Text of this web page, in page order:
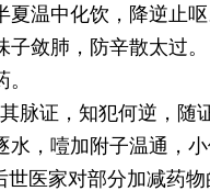
夏温中化饮，降逆止
敛肺，防辛散太过。
脉证，知犯何逆，随
水，噎加附子温通，
世医家对部分加减药